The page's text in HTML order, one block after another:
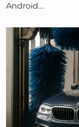
Android…